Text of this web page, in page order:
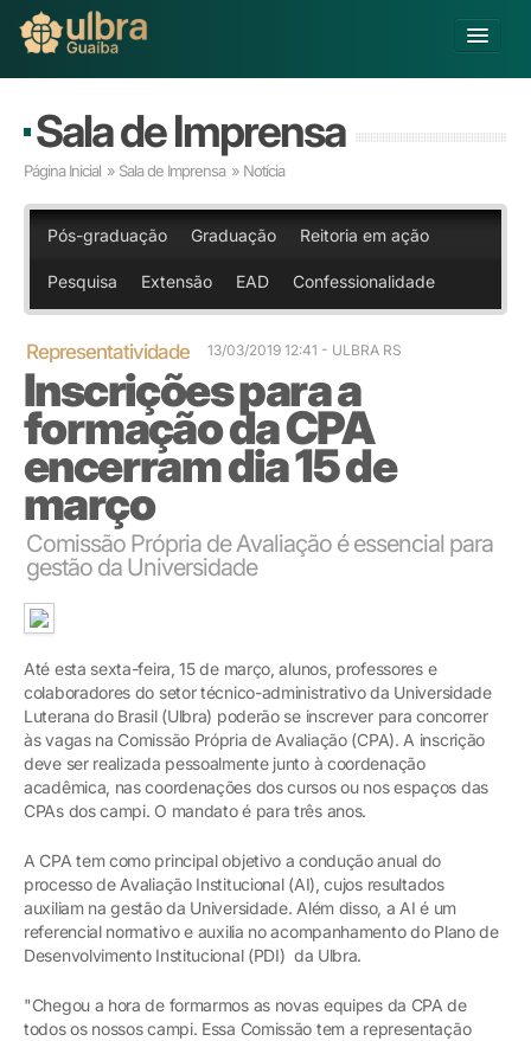
Buscar
Já sou Aluno
Matricule-se
Educação Básica
Graduação
Pós-graduação
Educação a Distância
Pesquisa
Extensão
Infraestrutura e Serviços
Sobre a ULBRA
Sala de Imprensa
Página Inicial » Sala de Imprensa » Notícia
Pós-graduação Graduação Reitoria em ação
Pesquisa Extensão EAD Confessionalidade
Representatividade 13/03/2019 12:41 - ULBRA RS
Inscrições para a
formação da CPA
encerram dia 15 de
março
Comissão Própria de Avaliação é essencial para
gestão da Universidade
Até esta sexta-feira, 15 de março, alunos, professores e
colaboradores do setor técnico-administrativo da Universidade
Luterana do Brasil (Ulbra) poderão se inscrever para concorrer
às vagas na Comissão Própria de Avaliação (CPA). A inscrição
deve ser realizada pessoalmente junto à coordenação
acadêmica, nas coordenações dos cursos ou nos espaços das
CPAs dos campi. O mandato é para três anos.
A CPA tem como principal objetivo a condução anual do
processo de Avaliação Institucional (AI), cujos resultados
auxiliam na gestão da Universidade. Além disso, a AI é um
referencial normativo e auxilia no acompanhamento do Plano de
Desenvolvimento Institucional (PDI) da Ulbra.
"Chegou a hora de formarmos as novas equipes da CPA de
todos os nossos campi. Essa Comissão tem a representação